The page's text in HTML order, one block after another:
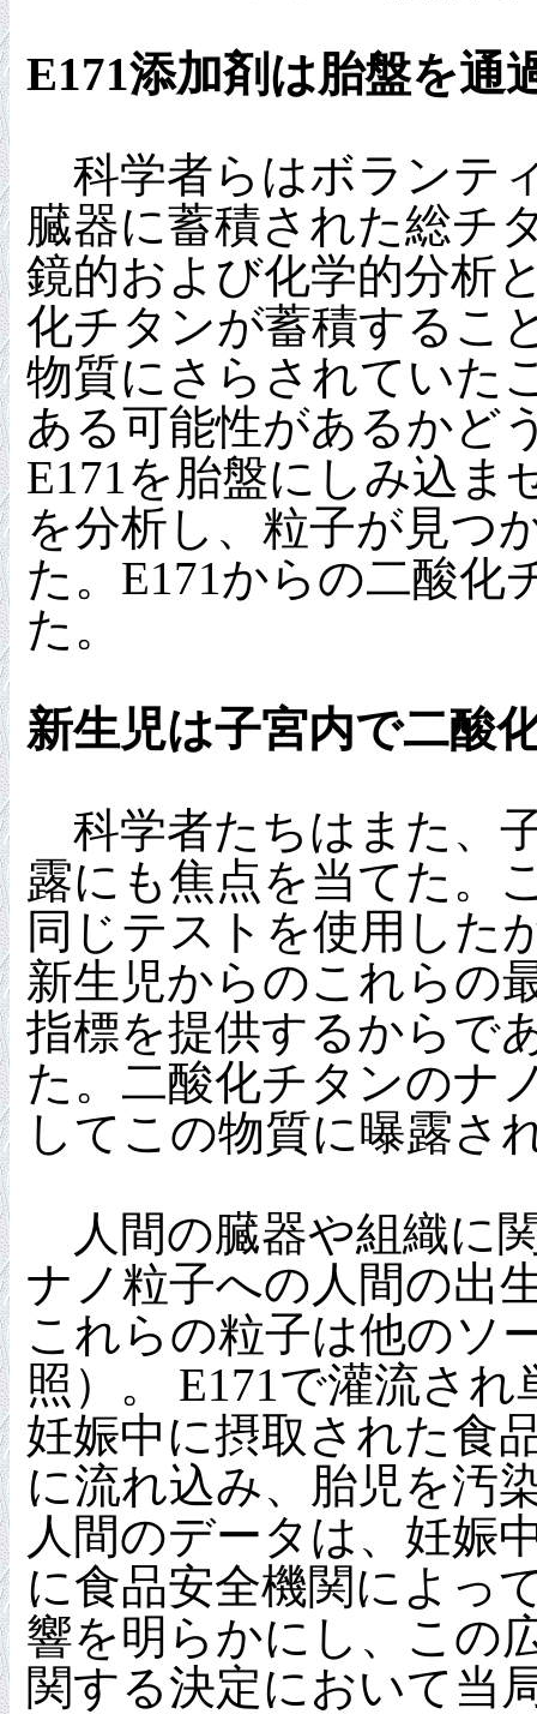
E171添加剤は胎盤を通
科学者らはボランテ
臓器に蓄積された総チ
鏡的および化学的分析
化チタンが蓄積するこ
物質にさらされていた
ある可能性があるかど
E171を胎盤にしみ込ま
を分析し、粒子が見つ
た。E171からの二酸化
た。
新生児は子宮内で二酸
科学者たちはまた、
露にも焦点を当てた。
同じテストを使用した
新生児からのこれらの
指標を提供するからで
た。二酸化チタンのナ
してこの物質に曝露さ
人間の臓器や組織に
ナノ粒子への人間の出
これらの粒子は他のソ
照）。 E171で灌流さ
妊娠中に摂取された食
に流れ込み、胎児を汚
人間のデータは、妊娠
に食品安全機関によっ
響を明らかにし、この
関する決定において当